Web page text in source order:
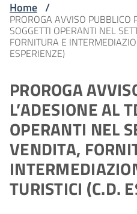
Home /
PROROGA AVVISO PUBBLICO
SOGGETTI OPERANTI NEL
FORNITURA E
ESPERIENZE)
PROROGA
L’ADESIONE AL
OPERANTI NEL
VENDITA,
TURISTICI (C.D.